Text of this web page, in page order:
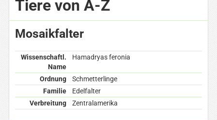
Entdecken
Zoowissen & Co
Angebote
Tiere von A-Z
Mosaikfalter
Wissenschaftl.
Name
Hamadryas feronia
Ordnung
Schmetterlinge
Familie
Edelfalter
Verbreitung
Zentralamerika